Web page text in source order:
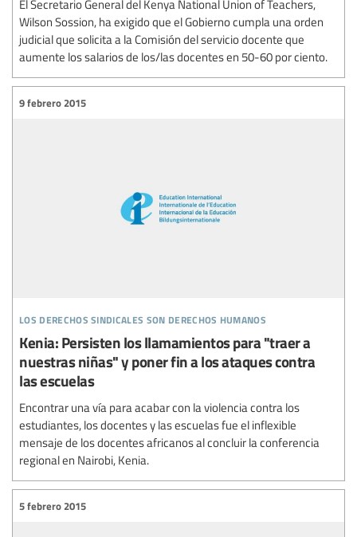
El Secretario General del Kenya National Union of Teachers,
Wilson Sossion, ha exigido que el Gobierno cumpla una orden
judicial que solicita a la Comisión del servicio docente que
aumente los salarios de los/las docentes en 50-60 por ciento.
los derechos sindicales son derechos humanos
9 febrero 2015
Kenia: Persisten los llamamientos para "traer a
nuestras niñas" y poner fin a los ataques contra
las escuelas
Encontrar una vía para acabar con la violencia contra los
estudiantes, los docentes y las escuelas fue el inflexible
mensaje de los docentes africanos al concluir la conferencia
regional en Nairobi, Kenia.
5 febrero 2015